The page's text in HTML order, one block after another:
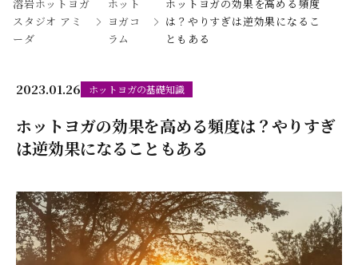
溶岩ホットヨガ
スタジオ アミ
ーダ
ホット
ヨガコ
ラム
ホットヨガの効果を高める頻度
は？やりすぎは逆効果になるこ
ともある
2023.01.26 ホットヨガの基礎知識
ホットヨガの効果を高める頻度は？やりすぎ
は逆効果になることもある